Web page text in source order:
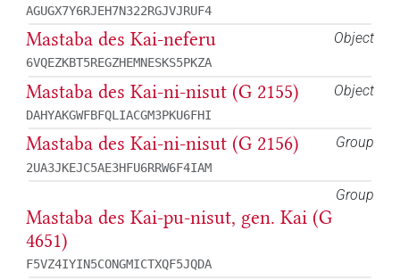
AGUGX7Y6RJEH7N322RGJVJRUF4
Object
Mastaba des Kai-neferu
6VQEZKBT5REGZHEMNESKS5PKZA
Object
Mastaba des Kai-ni-nisut (G 2155)
DAHYAKGWFBFQLIACGM3PKU6FHI
Group
Mastaba des Kai-ni-nisut (G 2156)
2UA3JKEJC5AE3HFU6RRW6F4IAM
Group
Mastaba des Kai-pu-nisut, gen. Kai (G
4651)
F5VZ4IYIN5CONGMICTXQF5JQDA